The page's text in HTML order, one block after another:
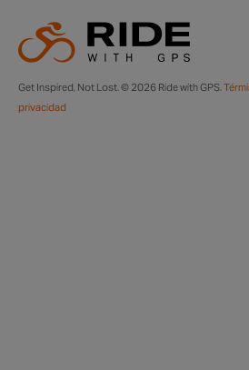
Get Inspired, Not Lost. © 2026 Ride with GPS.
privacidad